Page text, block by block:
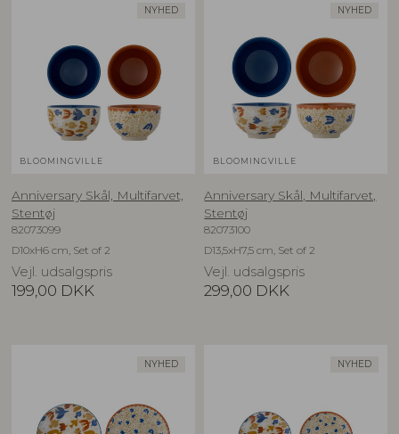
NYHED
BLOOMINGVILLE
Anniversary Skål, Multifarvet,
Stentøj
82073099
D10xH6 cm, Set of 2
Vejl. udsalgspris
199,00 DKK
NYHED
BLOOMINGVILLE
Anniversary Skål, Multifarvet,
Stentøj
82073100
D13,5xH7,5 cm, Set of 2
Vejl. udsalgspris
299,00 DKK
NYHED NYHED